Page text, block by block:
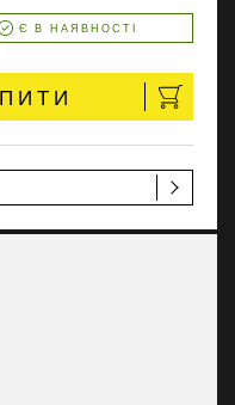
Є В НАЯВНОСТІ